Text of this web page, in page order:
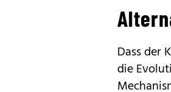
Dass der
die